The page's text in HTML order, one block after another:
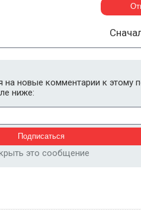
новые комментарии к этому
ниже:
это сообщение